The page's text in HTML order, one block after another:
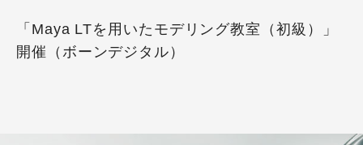
「Maya LTを用いたモデリング教室（初級）」
開催（ボーンデジタル）